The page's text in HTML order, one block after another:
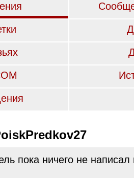
пока ничего не